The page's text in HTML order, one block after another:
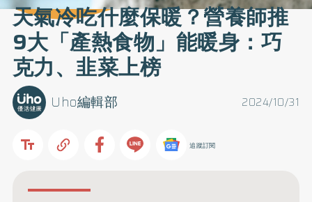
天氣冷吃什麼保暖？營養師推
9大「產熱食物」能暖身：巧
克力、韭菜上榜
2024/10/31
Uho編輯部
追蹤訂閱